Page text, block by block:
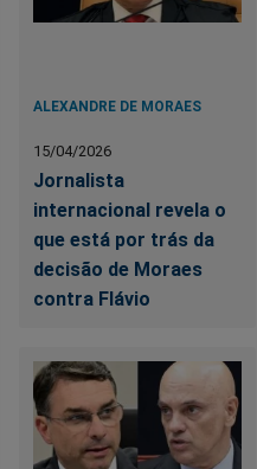
ALEXANDRE DE MORAES
15/04/2026
Jornalista
internacional revela o
que está por trás da
decisão de Moraes
contra Flávio